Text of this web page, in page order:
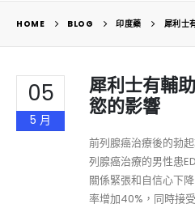
HOME BLOG 印度藥 犀利士
05
5 月
犀利士有輔
慾的影響
前列腺癌治療後的勃
列腺癌治療的男性患
關係緊張和自信心下
率增加40%，同時接